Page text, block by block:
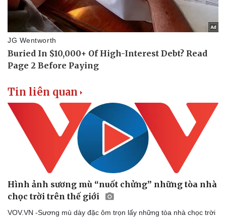
Tin liên quan
Hình ảnh sương mù “nuốt chửng” những tòa nhà
chọc trời trên thế giới
VOV.VN -Sương mù dày đặc ôm trọn lấy những tòa nhà chọc trời